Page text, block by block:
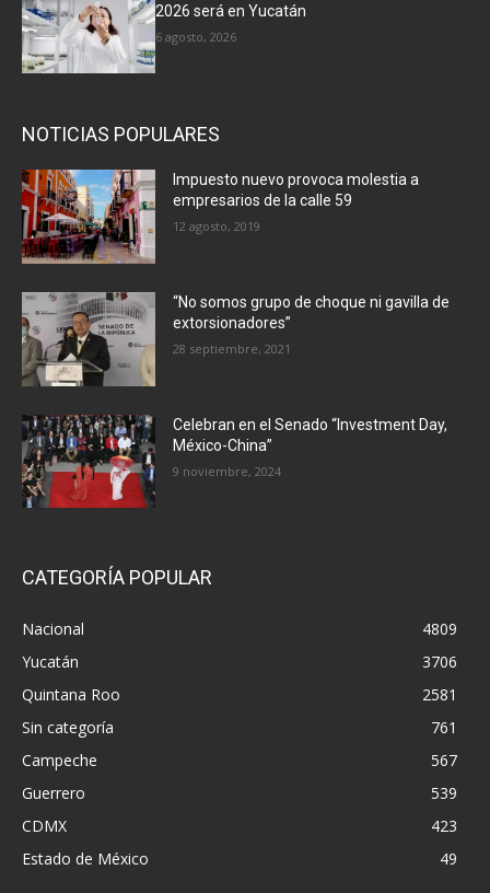
2026 será en Yucatán
6 agosto, 2026
NOTICIAS POPULARES
Impuesto nuevo provoca molestia a
empresarios de la calle 59
12 agosto, 2019
“No somos grupo de choque ni gavilla de
extorsionadores”
28 septiembre, 2021
Celebran en el Senado “Investment Day,
México-China”
9 noviembre, 2024
CATEGORÍA POPULAR
Nacional
4809
Yucatán
3706
Quintana Roo
2581
Sin categoría
761
Campeche
567
Guerrero
539
CDMX
423
Estado de México
49